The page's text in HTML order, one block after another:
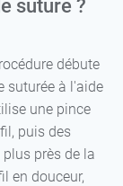
suture ?
débute
suturée à l'aide
une pince
puis des
près de la
en douceur,